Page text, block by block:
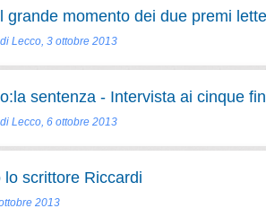
grande momento dei due premi
Lecco, 3 ottobre 2013
sentenza - Intervista ai cinque
Lecco, 6 ottobre 2013
lo scrittore Riccardi
2013